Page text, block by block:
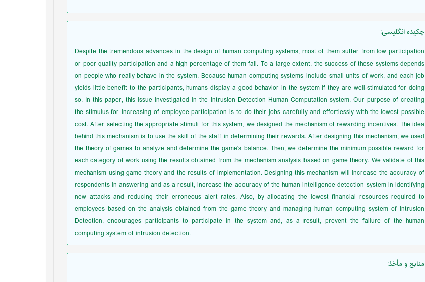
چکیده انگلیسی:
Despite the tremendous advances in the design of human computing systems, most of them suffer from low participation
or poor quality participation and a high percentage of them fail. To a large extent, the success of these systems depends
on people who really behave in the system. Because human computing systems include small units of work, and each job
yields little benefit to the participants, humans display a good behavior in the system if they are well-stimulated for doing
so. In this paper, this issue investigated in the Intrusion Detection Human Computation system. Our purpose of creating
the stimulus for increasing of employee participation is to do their jobs carefully and effortlessly with the lowest possible
cost. After selecting the appropriate stimuli for this system, we designed the mechanism of rewarding incentives. The idea
behind this mechanism is to use the skill of the staff in determining their rewards. After designing this mechanism, we used
the theory of games to analyze and determine the game's balance. Then, we determine the minimum possible reward for
each category of work using the results obtained from the mechanism analysis based on game theory. We validate of this
mechanism using game theory and the results of implementation. Designing this mechanism will increase the accuracy of
respondents in answering and as a result, increase the accuracy of the human intelligence detection system in identifying
new attacks and reducing their erroneous alert rates. Also, by allocating the lowest financial resources required to
employees based on the analysis obtained from the game theory and managing human computing system of Intrusion
Detection, encourages participants to participate in the system and, as a result, prevent the failure of the human
computing system of intrusion detection.
منابع و مأخذ: